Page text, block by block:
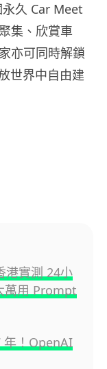
久 Car Meet
集、欣賞車
亦可同時解鎖
世界中自由建
港實測 24小
萬用 Prompt
年！OpenAI